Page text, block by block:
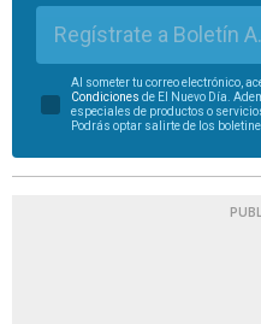
Regístrate a Boletín
Al someter tu correo electrónico,
Condiciones de El Nuevo Día.
especiales de productos o
Podrás optar salirte de los